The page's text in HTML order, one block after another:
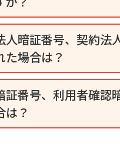
人暗証番号、契約法
場合は？
証番号、利用者確認
は？